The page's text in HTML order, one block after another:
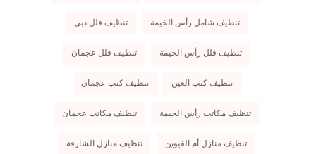
تنظيف شامل رأس الخيمة تنظيف فلل دبي
تنظيف فلل رأس الخيمة تنظيف فلل عجمان
تنظيف كنب العين تنظيف كنب عجمان
تنظيف مكاتب رأس الخيمة تنظيف مكاتب عجمان
تنظيف منازل أم القيوين تنظيف منازل الشارقة